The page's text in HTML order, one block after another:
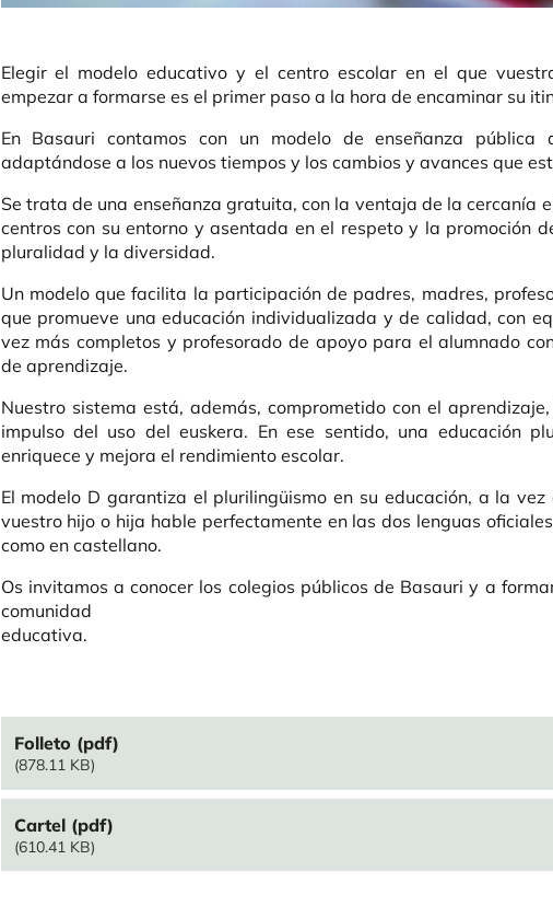
Elegir el modelo educativo y el centro escolar en el que
empezar a formarse es el primer paso a la hora de encaminar su
En Basauri contamos con un modelo de enseñanza
adaptándose a los nuevos tiempos y los cambios y avances que
Se trata de una enseñanza gratuita, con la ventaja de la cercanía
centros con su entorno y asentada en el respeto y la promoción
pluralidad y la diversidad.
Un modelo que facilita la participación de padres, madres,
que promueve una educación individualizada y de calidad, con
vez más completos y profesorado de apoyo para el alumnado
de aprendizaje.
Nuestro sistema está, además, comprometido con el
impulso del uso del euskera. En ese sentido, una educación
enriquece y mejora el rendimiento escolar.
El modelo D garantiza el plurilingüismo en su educación, a la
vuestro hijo o hija hable perfectamente en las dos lenguas
como en castellano.
Os invitamos a conocer los colegios públicos de Basauri y a
comunidad
educativa.
File
Folleto (pdf)
(878.11 KB)
File
Cartel (pdf)
(610.41 KB)